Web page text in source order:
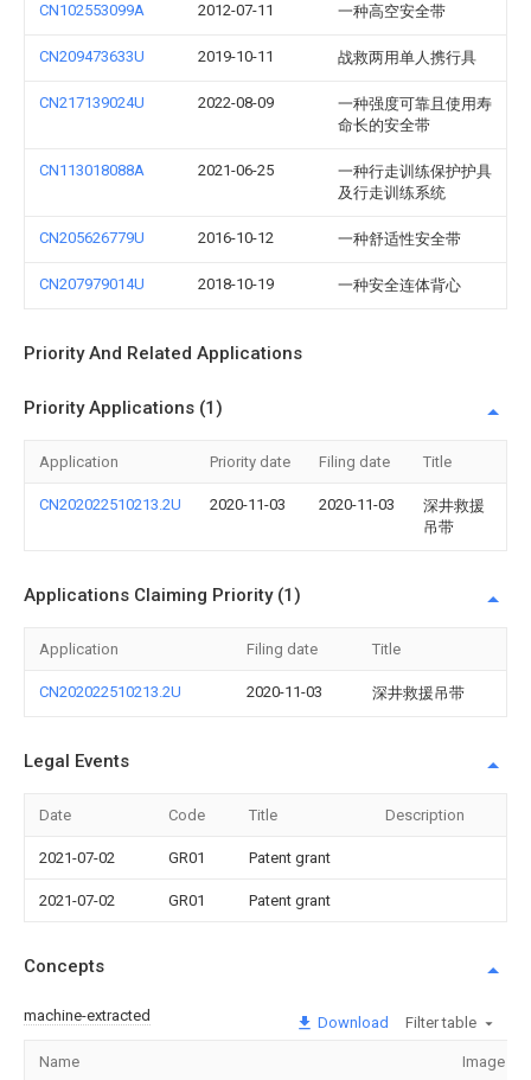
CN102553099A 2012-07-11 一种高空安全带
CN209473633U 2019-10-11 战救两用单人携行具
CN217139024U 2022-08-09
一种强度可靠且使用寿
命长的安全带
CN113018088A 2021-06-25
一种行走训练保护护具
及行走训练系统
CN205626779U 2016-10-12 一种舒适性安全带
CN207979014U 2018-10-19 一种安全连体背心
Priority And Related Applications
Priority Applications (1)
Application Priority date Filing date Title
CN202022510213.2U 2020-11-03 2020-11-03
深井救援
吊带
Applications Claiming Priority (1)
Application Filing date Title
CN202022510213.2U 2020-11-03 深井救援吊带
Legal Events
Date Code Title Description
2021-07-02 GR01 Patent grant
2021-07-02 GR01 Patent grant
Concepts
machine-extracted Download Filter table
Name Image